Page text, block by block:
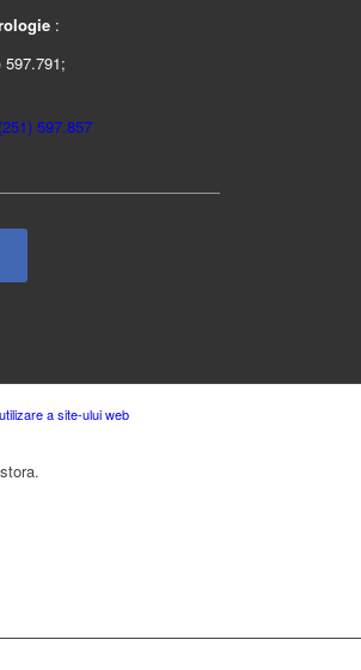
:
597.791;
597.857
a site-ului web